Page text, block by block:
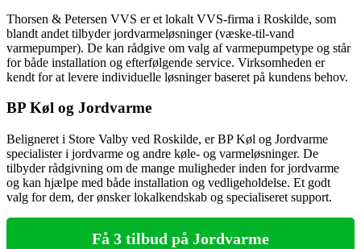
Thorsen & Petersen VVS er et lokalt VVS-firma i Roskilde, som
blandt andet tilbyder jordvarmeløsninger (væske-til-vand
varmepumper). De kan rådgive om valg af varmepumpetype og står
for både installation og efterfølgende service. Virksomheden er
kendt for at levere individuelle løsninger baseret på kundens behov.
BP Køl og Jordvarme
Beligneret i Store Valby ved Roskilde, er BP Køl og Jordvarme
specialister i jordvarme og andre køle- og varmeløsninger. De
tilbyder rådgivning om de mange muligheder inden for jordvarme
og kan hjælpe med både installation og vedligeholdelse. Et godt
valg for dem, der ønsker lokalkendskab og specialiseret support.
Få 3 tilbud på Jordvarme